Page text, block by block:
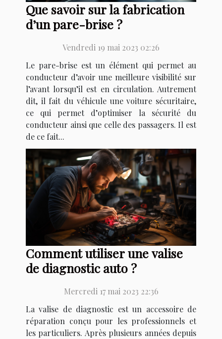
Que savoir sur la fabrication
d’un pare-brise ?
Vendredi 19 mai 2023 02:26
Le pare-brise est un élément qui permet au
conducteur d’avoir une meilleure visibilité sur
l’avant lorsqu’il est en circulation. Autrement
dit, il fait du véhicule une voiture sécuritaire,
ce qui permet d’optimiser la sécurité du
conducteur ainsi que celle des passagers. Il est
de ce fait...
Comment utiliser une valise
de diagnostic auto ?
Mercredi 17 mai 2023 22:36
La valise de diagnostic est un accessoire de
réparation conçu pour les professionnels et
les particuliers. Après plusieurs années depuis